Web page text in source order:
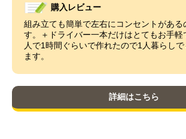
購入レビュー
組み立ても簡単で左右にコンセントがある
す。＋ドライバー一本だけはとてもお手軽
人で1時間ぐらいで作れたので1人暮らし
ます。
詳細はこちら